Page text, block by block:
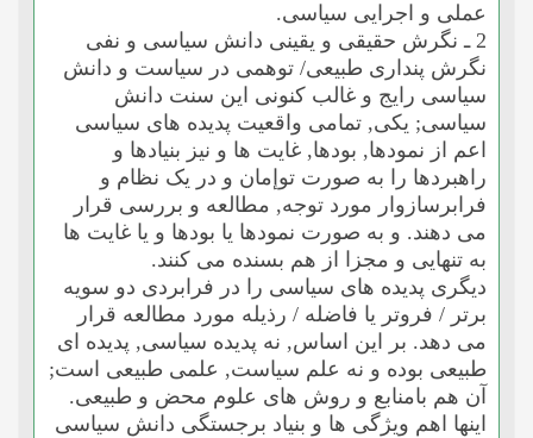
عملى و اجرایى سیاسى.
2 ـ نگرش حقیقى و یقینى دانش سیاسى و نفى
نگرش پندارى طبیعى/ توهمى در سیاست و دانش
سیاسى رایج و غالب کنونى این سنت دانش
سیاسى; یکى, تمامى واقعیت پدیده هاى سیاسى
اعم از نمودها, بودها, غایت ها و نیز بنیادها و
راهبردها را به صورت توإمان و در یک نظام و
فرابرسازوار مورد توجه, مطالعه و بررسى قرار
مى دهند. و به صورت نمودها یا بودها و یا غایت ها
به تنهایى و مجزا از هم بسنده مى کنند.
دیگرى پدیده هاى سیاسى را در فرابردى دو سویه
برتر / فروتر یا فاضله / رذیله مورد مطالعه قرار
مى دهد. بر این اساس, نه پدیده سیاسى, پدیده اى
طبیعى بوده و نه علم سیاست, علمى طبیعى است;
آن هم بامنابع و روش هاى علوم محض و طبیعى.
اینها اهم ویژگى ها و بنیاد برجستگى دانش سیاسى